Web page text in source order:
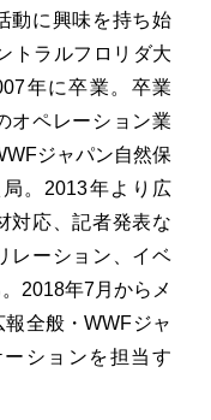
動に興味を持ち始
トラルフロリダ大
年に卒業。卒業
オペレーション業
ジャパン自然保
。2013年より広
対応、記者発表な
レーション、イベ
2018年7月からメ
全般・WWFジャ
ションを担当す